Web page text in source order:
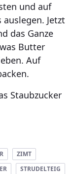
und auf
Jetzt
das Ganze
Butter
Auf
Staubzucker
ZIMT
STRUDELTEIG